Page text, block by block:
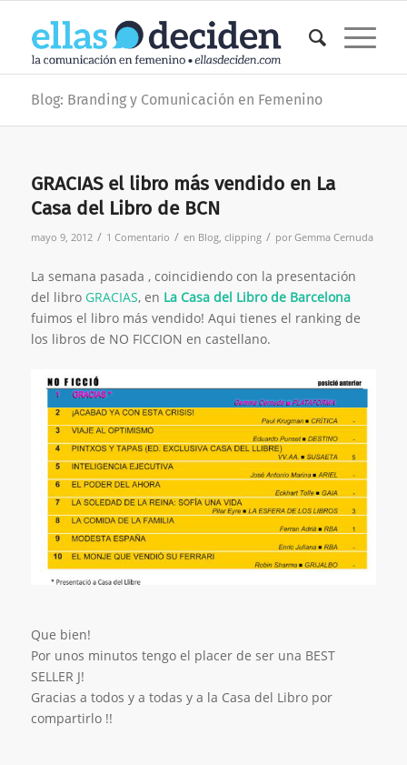
Blog: Branding y Comunicación en Femenino
GRACIAS el libro más vendido en La
Casa del Libro de BCN
mayo 9, 2012 / 1 Comentario / en Blog, clipping / porGemma Cernuda
La semana pasada , coincidiendo con la presentación
del libro GRACIAS, en La Casa del Libro de Barcelona
fuimos el libro más vendido! Aqui tienes el ranking de
los libros de NO FICCION en castellano.
Que bien!
Por unos minutos tengo el placer de ser una BEST
SELLER J!
Gracias a todos y a todas y a la Casa del Libro por
compartirlo !!